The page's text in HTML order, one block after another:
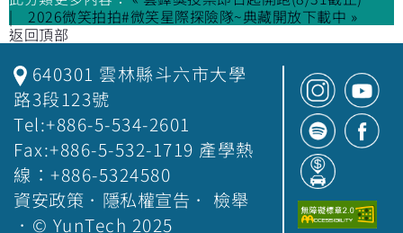
2026微笑拍拍#微笑星際探險隊~典藏開放下載中 »
返回頂部
640301 雲林縣斗六市大學
路3段123號
Tel:+886-5-534-2601
Fax:+886-5-532-1719 產學熱
線：+886-5324580
資安政策 ． 隱私權宣告 ． 檢舉
．© YunTech 2025